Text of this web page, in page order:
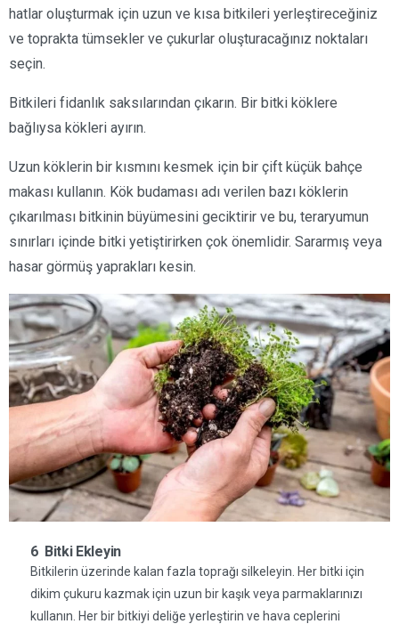
hatlar oluşturmak için uzun ve kısa bitkileri yerleştireceğiniz
ve toprakta tümsekler ve çukurlar oluşturacağınız noktaları
seçin.
Bitkileri fidanlık saksılarından çıkarın. Bir bitki köklere
bağlıysa kökleri ayırın.
Uzun köklerin bir kısmını kesmek için bir çift küçük bahçe
makası kullanın. Kök budaması adı verilen bazı köklerin
çıkarılması bitkinin büyümesini geciktirir ve bu, teraryumun
sınırları içinde bitki yetiştirirken çok önemlidir. Sararmış veya
hasar görmüş yaprakları kesin.
6 Bitki Ekleyin
Bitkilerin üzerinde kalan fazla toprağı silkeleyin. Her bitki için
dikim çukuru kazmak için uzun bir kaşık veya parmaklarınızı
kullanın. Her bir bitkiyi deliğe yerleştirin ve hava ceplerini